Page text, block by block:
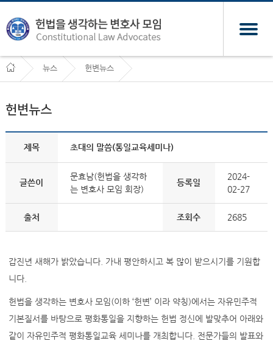
뉴스 헌변뉴스
헌변뉴스
제목 초대의 말씀(통일교육세미나)
글쓴이
문효남(헌법을 생각하
는 변호사 모임 회장)
등록일
2024-
02-27
출처 조회수 2685
갑진년 새해가 밝았습니다. 가내 평안하시고 복 많이 받으시기를 기원합
니다.
헌법을 생각하는 변호사 모임(이하 ‘헌변’ 이라 약칭)에서는 자유민주적
기본질서를 바탕으로 평화통일을 지향하는 헌법 정신에 발맞추어 아래와
같이 자유민주적 평화통일교육 세미나를 개최합니다. 전문가들의 발표와